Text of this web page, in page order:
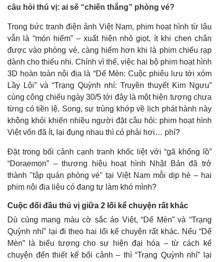
câu hỏi thú vị: ai sẽ “chiến thắng” phòng vé?
Trong bức tranh điện ảnh Việt Nam, phim hoạt hình từ lâu
vẫn là “món hiếm” – xuất hiện nhỏ giọt, ít khi chen chân
được vào phòng vé, càng hiếm hơn khi là phim chiếu rạp
dành cho thiếu nhi. Chính vì thế, việc hai bộ phim hoạt hình
3D hoàn toàn nội địa là “Dế Mèn: Cuộc phiêu lưu tới xóm
Lầy Lội” và “Trạng Quỳnh nhí: Truyền thuyết Kim Ngưu”
cùng công chiếu ngày 30/5 tới đây là một hiện tượng chưa
từng có tiền lệ. Song, sự trùng khớp về lịch phát hành này
không khỏi khiến nhiều người đặt câu hỏi: phim hoạt hình
Việt vốn đã ít, lại đụng nhau thì có phải hơi… phí?
Đặt trong bối cảnh cạnh tranh khốc liệt với “gã khổng lồ”
“Doraemon” – thương hiệu hoạt hình Nhật Bản đã trở
thành "tập quán phòng vé" tại Việt Nam mỗi dịp hè – hai
phim nội địa liệu có đang tự làm khó mình?
Cuộc đối đầu thú vị giữa 2 lối kể chuyện rất khác
Dù cùng mang màu cờ sắc áo Việt, “Dế Mèn” và “Trạng
Quỳnh nhí” lại đi theo hai lối kể chuyện rất khác. Nếu “Dế
Mèn” là biểu tượng cho sự hiện đại hóa – từ cách kể
chuyện đến thiết kế bối cảnh – thì “Trạng Quỳnh nhí” lại